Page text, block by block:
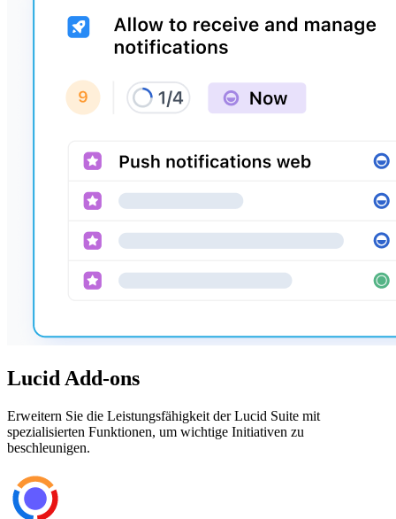
Lucid Add-ons
Erweitern Sie die Leistungsfähigkeit der Lucid Suite mit
spezialisierten Funktionen, um wichtige Initiativen zu
beschleunigen.